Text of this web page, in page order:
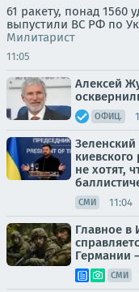
61 ракету, понад 1560
выпустили ВС РФ по
Милитарист
11:05
Алексей
ОФИЦ.
Зеленский
не хотят,
СМИ 11:04
Главное в
Германии
СМИ